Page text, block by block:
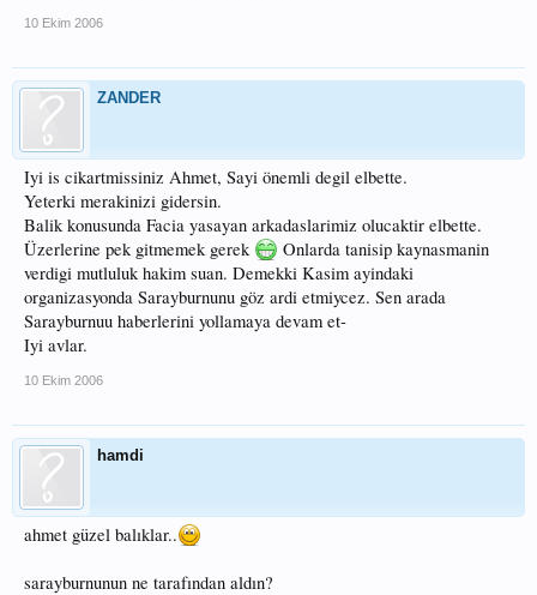
10 Ekim 2006
ZANDER
Iyi is cikartmissiniz Ahmet, Sayi önemli degil elbette.
Yeterki merakinizi gidersin.
Balik konusunda Facia yasayan arkadaslarimiz olucaktir elbette.
Üzerlerine pek gitmemek gerek
Onlarda tanisip kaynasmanin
verdigi mutluluk hakim suan. Demekki Kasim ayindaki
organizasyonda Sarayburnunu göz ardi etmiycez. Sen arada
Sarayburnuu haberlerini yollamaya devam et-
Iyi avlar.
10 Ekim 2006
hamdi
ahmet güzel balıklar..
sarayburnunun ne tarafından aldın?